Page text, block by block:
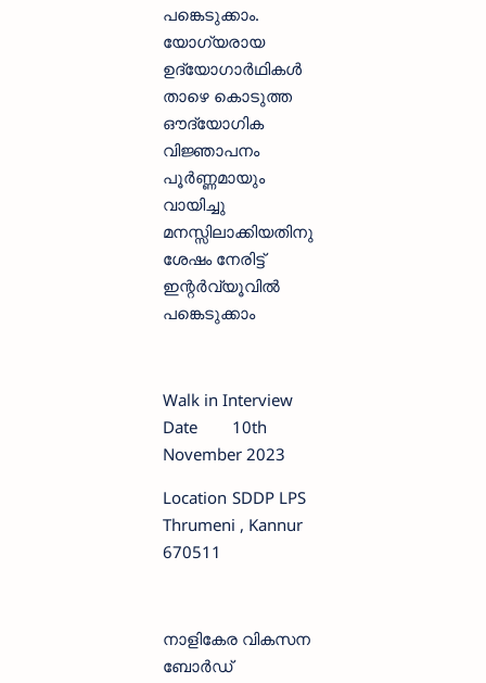
പങ്കെടുക്കാം.
യോഗ്യരായ
ഉദ്യോഗാര്‍ഥികള്‍
താഴെ കൊടുത്ത
ഔദ്യോഗിക
വിജ്ഞാപനം
പൂര്‍ണ്ണമായും
വായിച്ചു
മനസ്സിലാക്കിയതിനു
ശേഷം നേരിട്ട്
ഇന്റര്‍വ്യൂവില്‍
പങ്കെടുക്കാം
Walk in Interview
Date
10th
November 2023
Location SDDP LPS
Thrumeni , Kannur
670511
നാളികേര വികസന
ബോര്‍ഡ്